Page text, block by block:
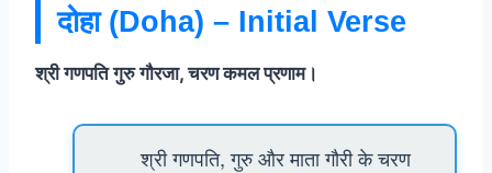
दोहा (Doha) – Initial Verse
श्री गणपति गुरु गौरजा, चरण कमल प्रणाम।
श्री गणपति, गुरु और माता गौरी के चरण